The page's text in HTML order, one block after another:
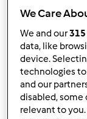
Anonimo (non
We Care
We and our315
data, like
device.
technologies
and our
disabled, some
relevant to